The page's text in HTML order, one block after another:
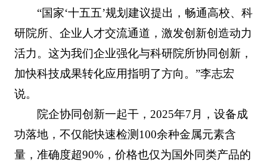
“国家‘十五五’规划建议提出，畅通高校、科
研院所、企业人才交流通道，激发创新创造动力
活力。这为我们企业强化与科研院所协同创新，
加快科技成果转化应用指明了方向。”李志宏
说。
院企协同创新一起干，2025年7月，设备成
功落地，不仅能快速检测100余种金属元素含
量，准确度超90%，价格也仅为国外同类产品的